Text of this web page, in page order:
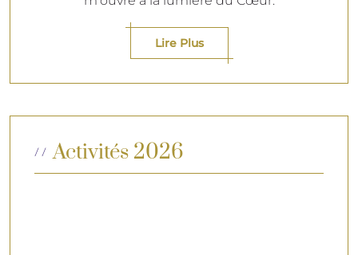
Lire Plus
Activités 2026